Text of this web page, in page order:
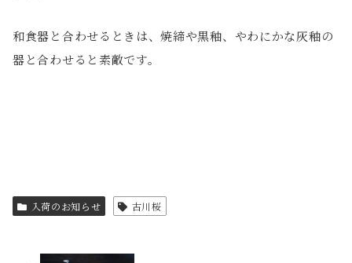
和食器と合わせるときは、焼締や黒釉、やわにかな灰釉の
器と合わせると素敵です。
入荷のお知らせ 古川桜